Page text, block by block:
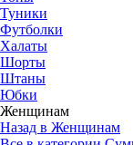
Туники
Футболки
Халаты
Шорты
Штаны
Юбки
Женщинам
Назад в Женщинам